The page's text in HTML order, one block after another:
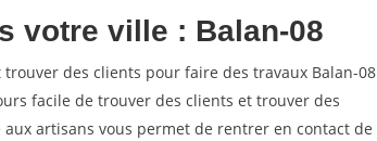
votre ville : Balan-08
des clients pour faire des travaux Balan-08
facile de trouver des clients et trouver des
artisans vous permet de rentrer en contact de